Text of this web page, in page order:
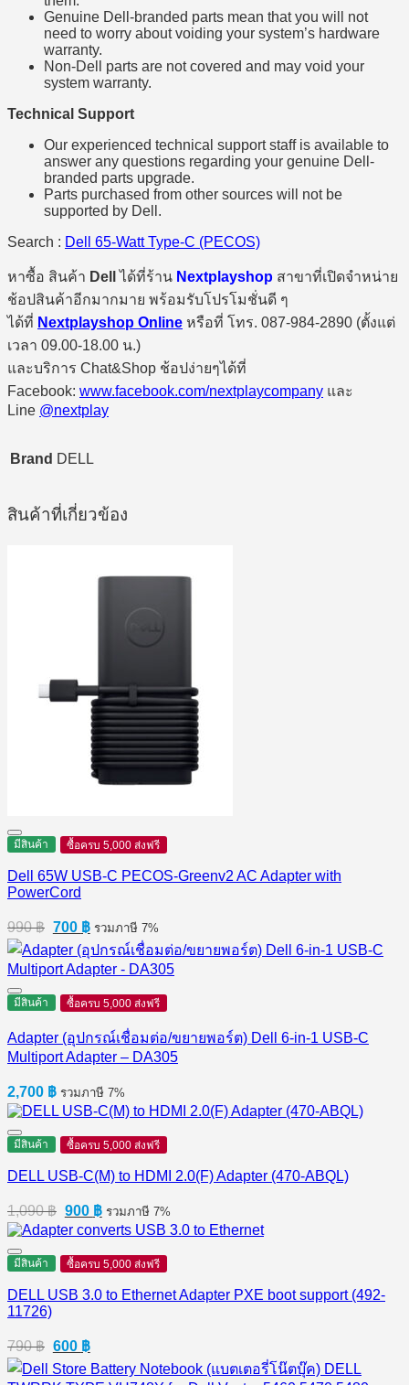
Genuine Dell-branded parts mean that you will not
need to worry about voiding your system’s hardware
warranty.
Non-Dell parts are not covered and may void your
system warranty.
Technical Support
Our experienced technical support staff is available to
answer any questions regarding your genuine Dell-
branded parts upgrade.
Parts purchased from other sources will not be
supported by Dell.
Search : Dell 65-Watt Type-C (PECOS)
หาซื้อ สินค้า Dell ได้ที่ร้าน Nextplayshop สาขาที่เปิดจำหน่าย
ช้อปสินค้าอีกมากมาย พร้อมรับโปรโมชั่นดี ๆ
ได้ที่ Nextplayshop Online หรือที่ โทร. 087-984-2890 (ตั้งแต่
เวลา 09.00-18.00 น.)
และบริการ Chat&Shop ช้อปง่ายๆได้ที่
Facebook: www.facebook.com/nextplaycompany และ
Line @nextplay
Brand DELL
สินค้าที่เกี่ยวข้อง
มีสินค้า ซื้อครบ 5,000 ส่งฟรี
Dell 65W USB-C PECOS-Greenv2 AC Adapter with
PowerCord
990฿ Original
price
was:
990 ฿.
700 ฿Current
price
is:
700 ฿.
รวมภาษี 7%
มีสินค้า ซื้อครบ 5,000 ส่งฟรี
Adapter (อุปกรณ์เชื่อมต่อ/ขยายพอร์ต) Dell 6-in-1 USB-C
Multiport Adapter – DA305
2,700 ฿ รวมภาษี 7%
มีสินค้า ซื้อครบ 5,000 ส่งฟรี
DELL USB-C(M) to HDMI 2.0(F) Adapter (470-ABQL)
1,090฿ Original
price
was:
1,090 ฿.
900 ฿Current
price
is:
900 ฿.
รวมภาษี 7%
มีสินค้า ซื้อครบ 5,000 ส่งฟรี
DELL USB 3.0 to Ethernet Adapter PXE boot support (492-
11726)
790฿ Original
price
was:
600 ฿Current
price
is: